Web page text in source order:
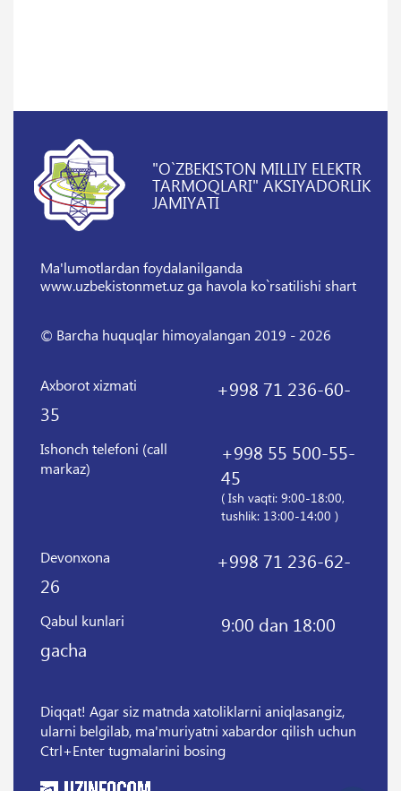
"O`ZBEKISTON MILLIY ELEKTR
TARMOQLARI" AKSIYADORLIK
JAMIYATI
Ma'lumotlardan foydalanilganda
www.uzbekistonmet.uz ga havola ko`rsatilishi shart
© Barcha huquqlar himoyalangan 2019 - 2026
Axborot xizmati
+998 71 236-60-
35
Ishonch telefoni (call
markaz)
+998 55 500-55-
45
( Ish vaqti: 9:00-18:00,
tushlik: 13:00-14:00 )
Devonxona
+998 71 236-62-
26
Qabul kunlari
9:00 dan 18:00
gacha
Diqqat! Agar siz matnda xatoliklarni aniqlasangiz,
ularni belgilab, ma'muriyatni xabardor qilish uchun
Ctrl+Enter tugmalarini bosing